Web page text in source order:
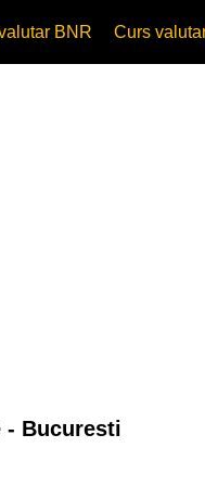
BNR Curs
- Bucuresti